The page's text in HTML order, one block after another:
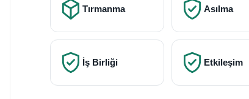
Tırmanma Asılma
İş Birliği Etkileşim